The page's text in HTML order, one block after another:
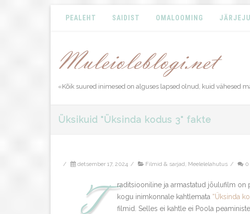
PEALEHT SAIDIST OMALOOMING
«Kõik suured inimesed on alguses lapsed olnud, kuid vähesed
Üksikuid "Üksinda kodus 3" fakte
/ detsember 17, 2024 / Filmid & sarjad, Meelelelahutus / 0
T
raditsiooniline ja armastatud jõulufilm on
kogu inimkonnale kahtlemata “Üksinda
filmid. Selles ei kahtle ei Poola